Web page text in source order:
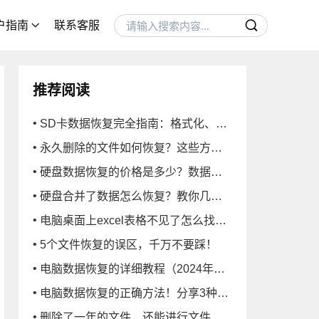
指南
数据恢复硬盘数据恢复 U盘/SD卡数据恢复 电脑技巧
联系客服
推荐阅读
SD卡数据恢复完全指南：格式化、误删等全场景解决方案
永久删除的文件如何恢复？这些方法很实用
硬盘数据恢复的价格是多少？数据恢复的报价和恢复方法
硬盘合并了数据怎么恢复？教你几招搞定
电脑桌面上excel表格不见了怎么找回？
5个文件恢复的误区，千万不要踩！
电脑数据恢复的详细教程（2024年版）！数据恢复小白必看！
电脑数据恢复的正确方法！分享3种常用的！